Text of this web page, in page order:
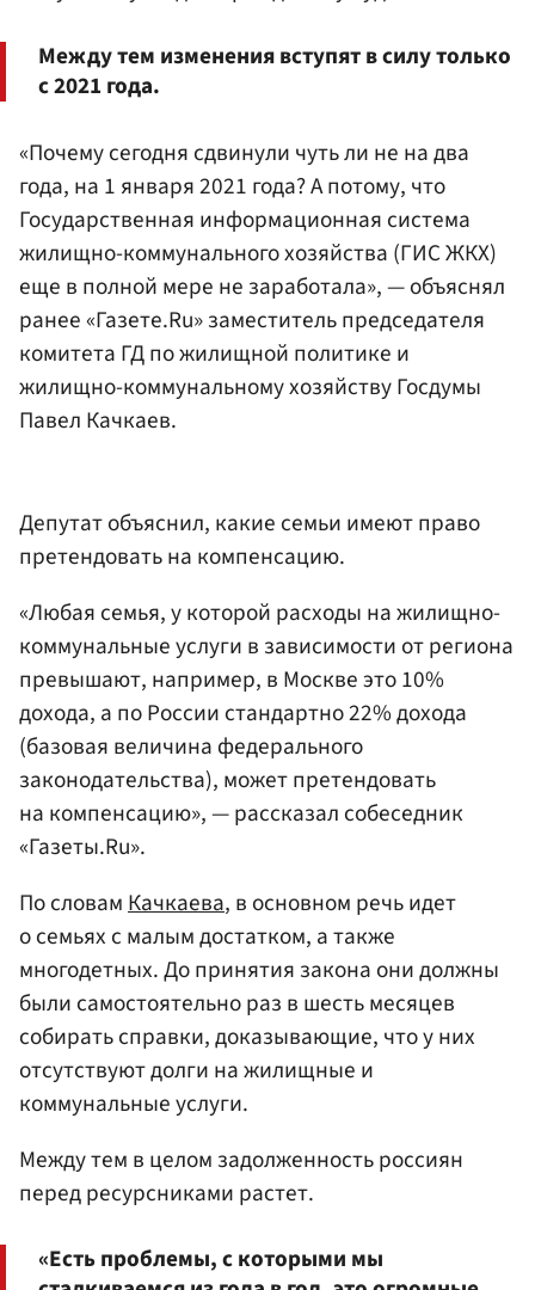
Между тем изменения вступят в силу только
с 2021 года.
«Почему сегодня сдвинули чуть ли не на два
года, на 1 января 2021 года? А потому, что
Государственная информационная система
жилищно-коммунального хозяйства (ГИС ЖКХ)
еще в полной мере не заработала», — объяснял
ранее «Газете.Ru» заместитель председателя
комитета ГД по жилищной политике и
жилищно-коммунальному хозяйству Госдумы
Павел Качкаев.
Депутат объяснил, какие семьи имеют право
претендовать на компенсацию.
«Любая семья, у которой расходы на жилищно-
коммунальные услуги в зависимости от региона
превышают, например, в Москве это 10%
дохода, а по России стандартно 22% дохода
(базовая величина федерального
законодательства), может претендовать
на компенсацию», — рассказал собеседник
«Газеты.Ru».
По словамКачкаева, в основном речь идет
о семьях с малым достатком, а также
многодетных. До принятия закона они должны
были самостоятельно раз в шесть месяцев
собирать справки, доказывающие, что у них
отсутствуют долги на жилищные и
коммунальные услуги.
Между тем в целом задолженность россиян
перед ресурсниками растет.
«Есть проблемы, с которыми мы